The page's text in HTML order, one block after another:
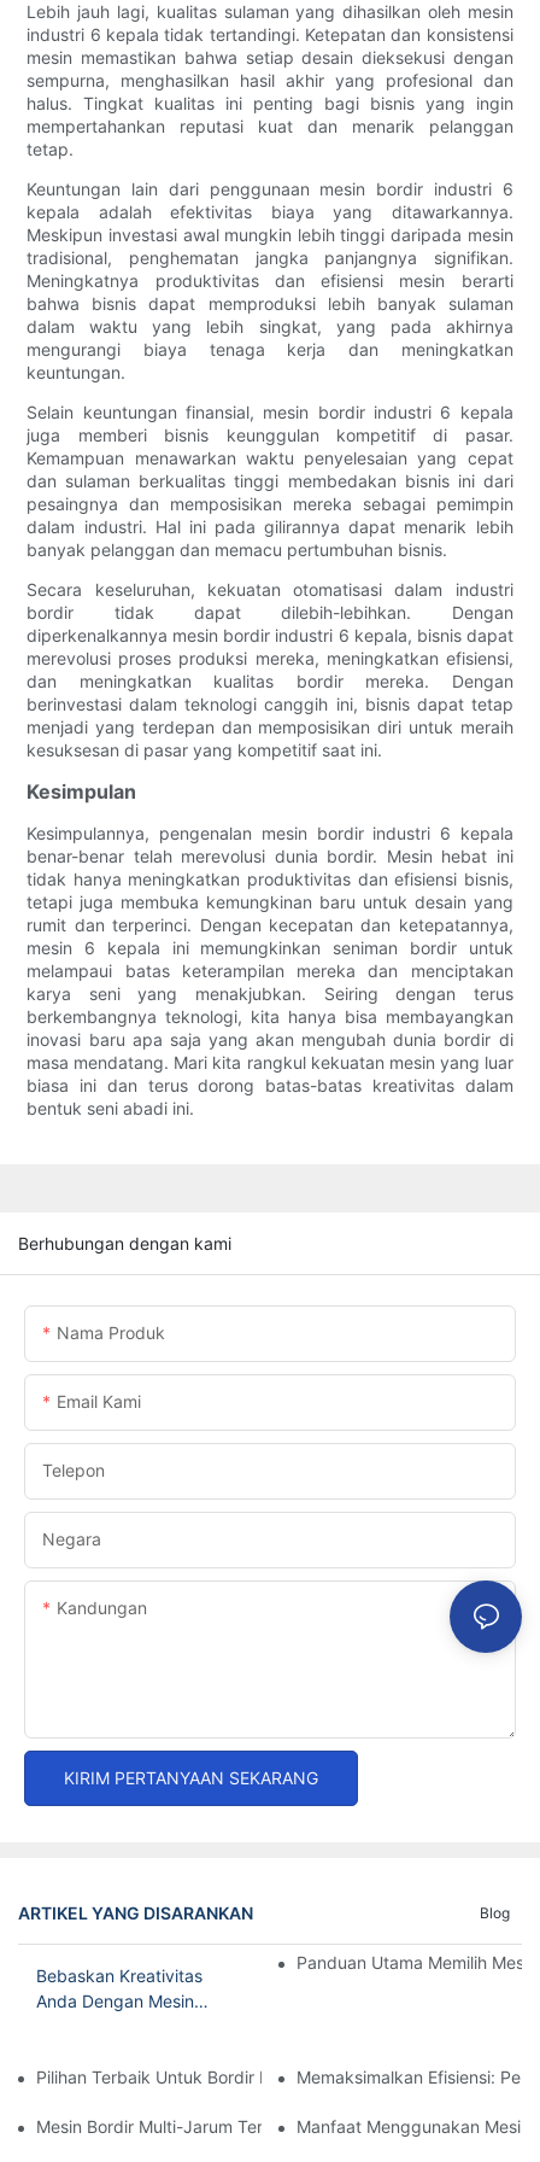
Lebih jauh lagi, kualitas sulaman yang dihasilkan oleh mesin
industri 6 kepala tidak tertandingi. Ketepatan dan konsistensi
mesin memastikan bahwa setiap desain dieksekusi dengan
sempurna, menghasilkan hasil akhir yang profesional dan
halus. Tingkat kualitas ini penting bagi bisnis yang ingin
mempertahankan reputasi kuat dan menarik pelanggan
tetap.
Keuntungan lain dari penggunaan mesin bordir industri 6
kepala adalah efektivitas biaya yang ditawarkannya.
Meskipun investasi awal mungkin lebih tinggi daripada mesin
tradisional, penghematan jangka panjangnya signifikan.
Meningkatnya produktivitas dan efisiensi mesin berarti
bahwa bisnis dapat memproduksi lebih banyak sulaman
dalam waktu yang lebih singkat, yang pada akhirnya
mengurangi biaya tenaga kerja dan meningkatkan
keuntungan.
Selain keuntungan finansial, mesin bordir industri 6 kepala
juga memberi bisnis keunggulan kompetitif di pasar.
Kemampuan menawarkan waktu penyelesaian yang cepat
dan sulaman berkualitas tinggi membedakan bisnis ini dari
pesaingnya dan memposisikan mereka sebagai pemimpin
dalam industri. Hal ini pada gilirannya dapat menarik lebih
banyak pelanggan dan memacu pertumbuhan bisnis.
Secara keseluruhan, kekuatan otomatisasi dalam industri
bordir tidak dapat dilebih-lebihkan. Dengan
diperkenalkannya mesin bordir industri 6 kepala, bisnis dapat
merevolusi proses produksi mereka, meningkatkan efisiensi,
dan meningkatkan kualitas bordir mereka. Dengan
berinvestasi dalam teknologi canggih ini, bisnis dapat tetap
menjadi yang terdepan dan memposisikan diri untuk meraih
kesuksesan di pasar yang kompetitif saat ini.
Kesimpulan
Kesimpulannya, pengenalan mesin bordir industri 6 kepala
benar-benar telah merevolusi dunia bordir. Mesin hebat ini
tidak hanya meningkatkan produktivitas dan efisiensi bisnis,
tetapi juga membuka kemungkinan baru untuk desain yang
rumit dan terperinci. Dengan kecepatan dan ketepatannya,
mesin 6 kepala ini memungkinkan seniman bordir untuk
melampaui batas keterampilan mereka dan menciptakan
karya seni yang menakjubkan. Seiring dengan terus
berkembangnya teknologi, kita hanya bisa membayangkan
inovasi baru apa saja yang akan mengubah dunia bordir di
masa mendatang. Mari kita rangkul kekuatan mesin yang luar
biasa ini dan terus dorong batas-batas kreativitas dalam
bentuk seni abadi ini.
Berhubungan dengan kami
Nama Produk
Email Kami
Telepon
Negara
Kandungan
KIRIM PERTANYAAN SEKARANG
ARTIKEL YANG DISARANKAN Blog
Bebaskan Kreativitas
Anda Dengan Mesin
Panduan Utama Memilih
Pilihan Terbaik Untuk Bordir Rumahan: Mesin Bordir Multi
Memaksimalkan Efisiensi:
Mesin Bordir Multi-Jarum Terjangkau: Pilihan Hemat Biaya
Manfaat Menggunakan Mesin